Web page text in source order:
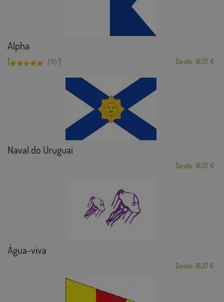
Alpha
[ (9) ] Desde: 18,37 €
Naval do Uruguai
Desde: 18,37 €
Água-viva
Desde: 18,37 €